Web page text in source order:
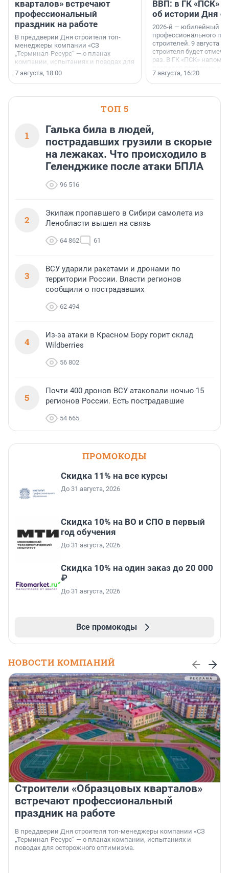
кварталов» встречают
профессиональный
праздник на работе
В преддверии Дня строителя топ-
менеджеры компании «СЗ
„Терминал-Ресурс“ — о планах
компании, испытаниях и поводах для
осторожного оптимизма.
7 августа, 18:00
ВВП: в ГК «ПСК»
об истории Дня
2026-й — юбилейный
профессионального
строителей. 9 августа
строителя будет
раз. В ГК «ПСК»
поменялась роль
7 августа, 16:20
ТОП 5
1
Галька била в людей,
пострадавших грузили в скорые
на лежаках. Что происходило в
Геленджике после атаки БПЛА
96 516
2
Экипаж пропавшего в Сибири самолета из
Ленобласти вышел на связь
64 862 61
3
ВСУ ударили ракетами и дронами по
территории России. Власти регионов
сообщили о пострадавших
62 494
4
Из-за атаки в Красном Бору горит склад
Wildberries
56 802
5
Почти 400 дронов ВСУ атаковали ночью 15
регионов России. Есть пострадавшие
54 665
ПРОМОКОДЫ
Скидка 11% на все курсы
До 31 августа, 2026
Скидка 10% на ВО и СПО в первый
год обучения
До 31 августа, 2026
Скидка 10% на один заказ до 20 000
₽
До 31 августа, 2026
Все промокоды
НОВОСТИ КОМПАНИЙ
Строители «Образцовых кварталов»
встречают профессиональный
праздник на работе
В преддверии Дня строителя топ-менеджеры компании «СЗ
„Терминал-Ресурс“ — о планах компании, испытаниях и
поводах для осторожного оптимизма.